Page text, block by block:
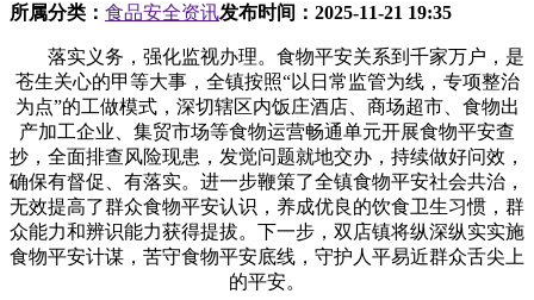
所属分类： 食品安全资讯发布时间： 2025-11-21 19:35
落实义务，强化监视办理。食物平安关系到千家万户，是
苍生关心的甲等大事，全镇按照“以日常监管为线，专项整治
为点”的工做模式，深切辖区内饭庄酒店、商场超市、食物出
产加工企业、集贸市场等食物运营畅通单元开展食物平安查
抄，全面排查风险现患，发觉问题就地交办，持续做好问效，
确保有督促、有落实。进一步鞭策了全镇食物平安社会共治，
无效提高了群众食物平安认识，养成优良的饮食卫生习惯，群
众能力和辨识能力获得提拔。下一步，双店镇将纵深纵实实施
食物平安计谋，苦守食物平安底线，守护人平易近群众舌尖上
的平安。